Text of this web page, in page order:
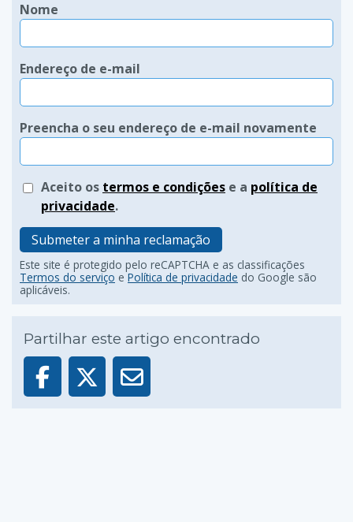
Nome
Endereço de e-mail
Preencha o seu endereço de e-mail novamente
Aceito os termos e condições e a política de
privacidade.
Submeter a minha reclamação
Este site é protegido pelo reCAPTCHA e as classificações
Termos do serviço ePolítica de privacidade do Google são
aplicáveis.
Partilhar este artigo encontrado